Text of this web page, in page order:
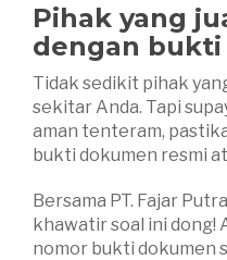
Pihak yang
dengan bukti
Tidak sedikit pihak
sekitar Anda. Tapi
aman tenteram,
bukti dokumen resmi
Bersama PT. Fajar
khawatir soal ini dong!
nomor bukti dokumen